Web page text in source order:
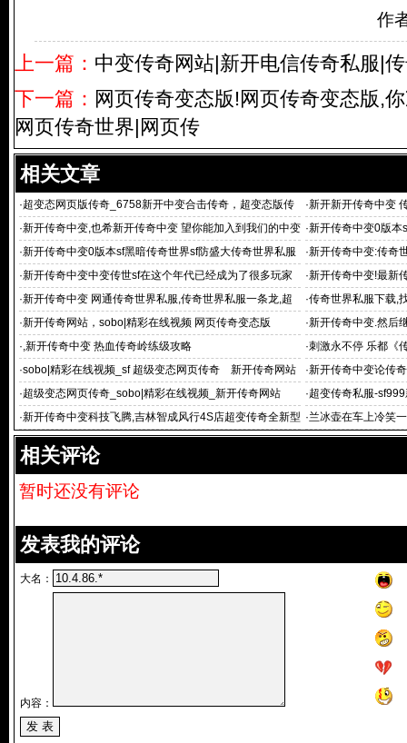
作
上一篇： 中变传奇网站|新开电信传奇私服|
下一篇： 网页传奇变态版!网页传奇变态版,
网页传奇世界|网页传
相关文章
·超变态网页版传奇_6758新开中变合击传奇，超变态版传
奇,新开传
·新开新开传奇中变
·新开传奇中变,也希新开传奇中变 望你能加入到我们的中变
传奇和
·新开传奇中变0版本
仿
·新开传奇中变0版本sf黑暗传奇世界sf防盛大传奇世界私服
最新传奇
·新开传奇中变:传奇
奇
·新开传奇中变中变传世sf在这个年代已经成为了很多玩家
心目中的青
·新开传奇中变!最新
·新开传奇中变 网通传奇世界私服,传奇世界私服一条龙,超
变态传奇
·传奇世界私服下载,
新开传奇世
·新开传奇网站，sobo|精彩在线视频 网页传奇变态版 ·新开传奇中变.然后
·,新开传奇中变 热血传奇岭练级攻略 ·刺激永不停 乐都《
体验
·sobo|精彩在线视频_sf 超级变态网页传奇 新开传奇网站 ·新开传奇中变论传
·超级变态网页传奇_sobo|精彩在线视频_新开传奇网站 ·超变传奇私服-
奇中变
·新开传奇中变科技飞腾,吉林智成风行4S店超变传奇全新型
亮相
·兰冰壶在车上冷笑
相关评论
暂时还没有评论
发表我的评论
大名：
内容：